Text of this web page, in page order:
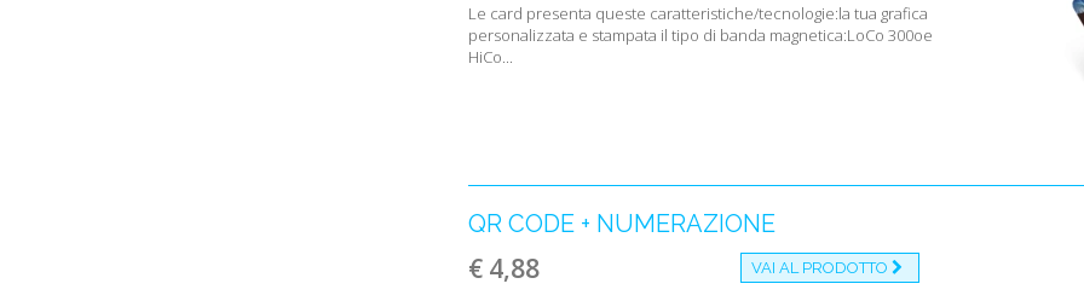
Le card presenta queste caratteristiche/tecnologie:la tua grafica
personalizzata e stampata il tipo di banda magnetica:LoCo 300oe
HiCo...
QR CODE + NUMERAZIONE
€ 4,88 VAI AL PRODOTTO